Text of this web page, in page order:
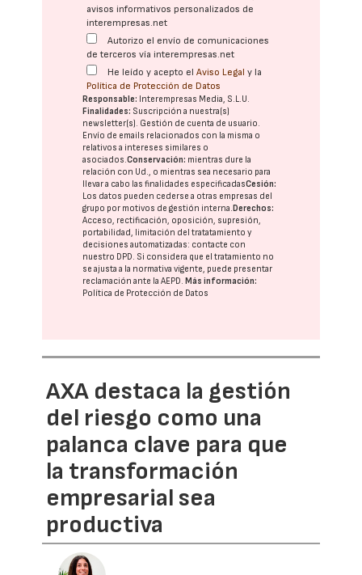
avisos informativos personalizados de
interempresas.net
Autorizo el envío de comunicaciones
de terceros vía interempresas.net
He leído y acepto elAviso Legal y la
Política de Protección de Datos
Responsable: Interempresas Media, S.L.U.
Finalidades: Suscripción a nuestra(s)
newsletter(s). Gestión de cuenta de usuario.
Envío de emails relacionados con la misma o
relativos a intereses similares o
asociados.Conservación: mientras dure la
relación con Ud., o mientras sea necesario para
llevar a cabo las finalidades especificadasCesión:
Los datos pueden cederse a otras empresas del
grupo por motivos de gestión interna. Derechos:
Acceso, rectificación, oposición, supresión,
portabilidad, limitación del tratatamiento y
decisiones automatizadas: contacte con
nuestro DPD. Si considera que el tratamiento no
se ajusta a la normativa vigente, puede presentar
reclamación ante laAEPD. Más información:
Política de Protección de Datos
AXA destaca la gestión
del riesgo como una
palanca clave para que
la transformación
empresarial sea
productiva